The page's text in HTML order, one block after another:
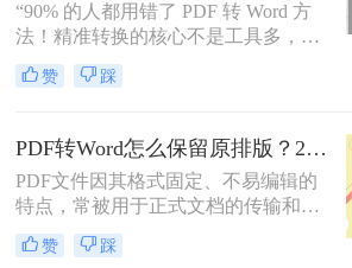
“90% 的人都用错了 PDF 转 Word 方
法！精准转换的核心不是工具多，而
是选对适配场景”职场中，“PDF 转
Word” 是高频刚需 —— 项目报告需提
论文需调整格式，稍有不慎就会出现
排版错乱、文字丢失、表格变形等问
题。
赞 踩
PDF转Word怎么保留原排版？2种方法对比：Adobe Acrobat DC与专业转换软件实测
PDF文件因其格式固定、不易编辑的
特点，常被用于正式文档的传输和存
档。然而，当我们需要编辑PDF内容
时，将其转换为Word文档是常见需
赞 踩